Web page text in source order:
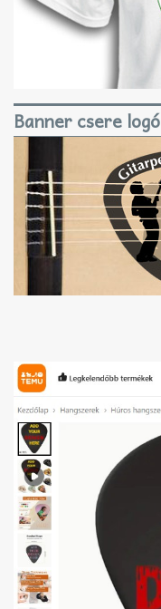
Banner csere logó